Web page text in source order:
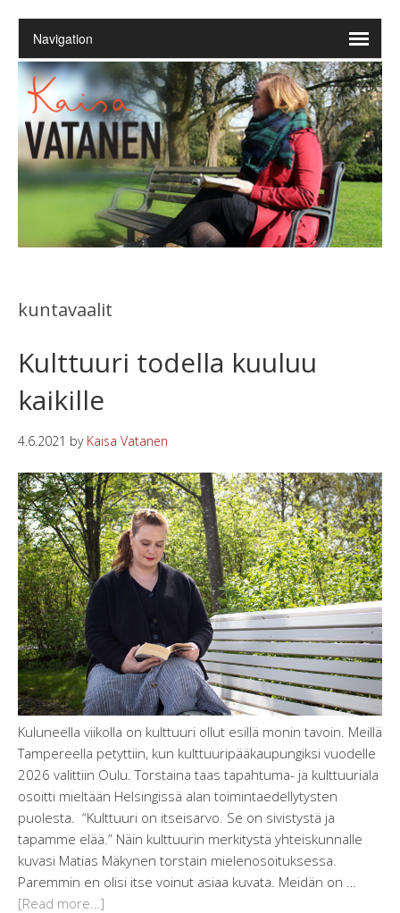
kuntavaalit
Kulttuuri todella kuuluu
kaikille
4.6.2021 by Kaisa Vatanen
Kuluneella viikolla on kulttuuri ollut esillä monin tavoin. Meillä
Tampereella petyttiin, kun kulttuuripääkaupungiksi vuodelle
2026 valittiin Oulu. Torstaina taas tapahtuma- ja kulttuuriala
osoitti mieltään Helsingissä alan toimintaedellytysten
puolesta. “Kulttuuri on itseisarvo. Se on sivistystä ja
tapamme elää.” Näin kulttuurin merkitystä yhteiskunnalle
kuvasi Matias Mäkynen torstain mielenosoituksessa.
Paremmin en olisi itse voinut asiaa kuvata. Meidän on …
[Read more…]